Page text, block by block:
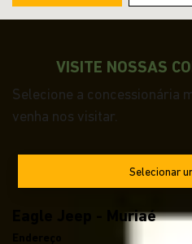
VISITE NOSSAS
Selecione a concessionária
venha nos visitar.
Selecionar
Eagle Jeep - Muriaé